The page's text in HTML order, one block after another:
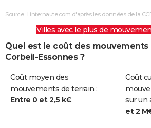
Source : Linternaute.com d'après les données de la
Villes avec le plus de
Quel est le coût des mouvements
Corbeil-Essonnes ?
Coût moyen des
mouvements de terrain :
Entre 0 et 2,5 k€
Coût
sur un
et 2